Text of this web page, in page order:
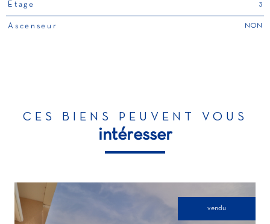
Etage 3
Ascenseur NON
CES BIENS PEUVENT VOUS
intéresser
vendu